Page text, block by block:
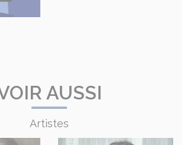
AUSSI
Artistes